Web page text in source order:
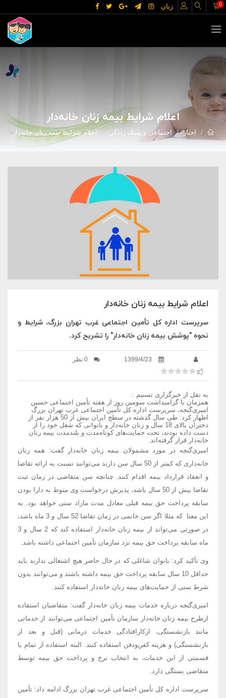
زبان 0
اعلام شرایط بیمه زنان خانه‌دار
اخبار اجتماعی و سبک زندگی اعلام شرایط بیمه زنان خانه‌دار
اعلام شرایط بیمه زنان خانه‌دار
سرپرست اداره کل تأمین اجتماعی غرب تهران بزرگ، شرایط و
نحوه "پوشش بیمه زنان خانه‌دار" را تشریح کرد.
1399/4/23 0 نظر
به نقل از خبرگزاری تسنیم :
همزمان با گرامیداشت سومین روز از هفته تأمین اجتماعی حسین
امیری‌گنجه، سرپرست اداره کل تأمین اجتماعی غرب تهران بزرگ
اظهار کرد: طی سال گذشته در سطح ایران بیش از 50 هزار نفر از
دختران بالای 18 سال و زنان خانه‌دار و بانوانی که شغل خود را از
دست داده بودند، تحت حمایت‌های کوتاه‌مدت و بلندمدت بیمه زنان
خانه‌دار قرار گرفته‌اند.
امیری‌گنجه در مورد مشمولان بیمه زنان خانه‌دار گفت: همه زنان
خانه‌داری که کمتر از 50 سال سن دارند می‌توانند نسبت به ارائه تقاضا
و انعقاد قرارداد بیمه اقدام کنند. چنانچه سن متقاضی در زمان ثبت
تقاضا بیش از 50 سال باشد، پذیرش درخواست وی منوط به دارا بودن
سابقه پرداخت حق بیمه قبلی معادل مدت مازاد سنی خواهد بود. به
این معنا که مثلا اگر سن خانمی در زمان تقاضا 52 سال و 3 ماه باشد،
در صورتی می‌تواند از بیمه زنان خانه‌دار استفاده کند که 2 سال و 3
ماه سابقه پرداخت حق بیمه نزد سازمان تأمین اجتماعی داشته باشد.
وی تأکید کرد: بانوان شاغلی که در حال حاضر هیچ اشتغالی ندارند باید
حداقل 10 سال سابقه پرداخت حق بیمه داشته باشند و می‌توانند بدون
شرط سنی از حمایت‌های بیمه زنان خانه‌دار استفاده کنند.
امیری‌گنجه درباره خدمات بیمه زنان خانه‌دار گفت: متقاضیان استفاده
ازطرح بیمه زنان خانه‌دار سازمان تأمین اجتماعی می‌توانند از خدماتی
مانند بازنشستگی، ازکارافتادگی خدمات درمانی (قبل و بعد از
بازنشستگی) و هزینه کفن‌ودفن استفاده کنند. البته استفاده از تمام یا
قسمتی از این خدمات، به انتخاب نرخ و پرداخت حق بیمه توسط
متقاضی بستگی دارد.
سرپرست اداره کل تأمین اجتماعی غرب تهران بزرگ ادامه داد: تأمین